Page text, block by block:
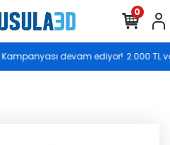
siparişler aynı gün
devam ediyor! 2.000 TL ve
0